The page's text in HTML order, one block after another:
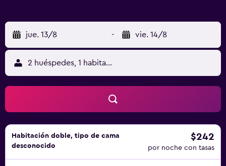
jue. 13/8 - vie. 14/8
2 huéspedes, 1 habitación
Habitación doble, tipo de cama
desconocido
$242
por noche con tasas